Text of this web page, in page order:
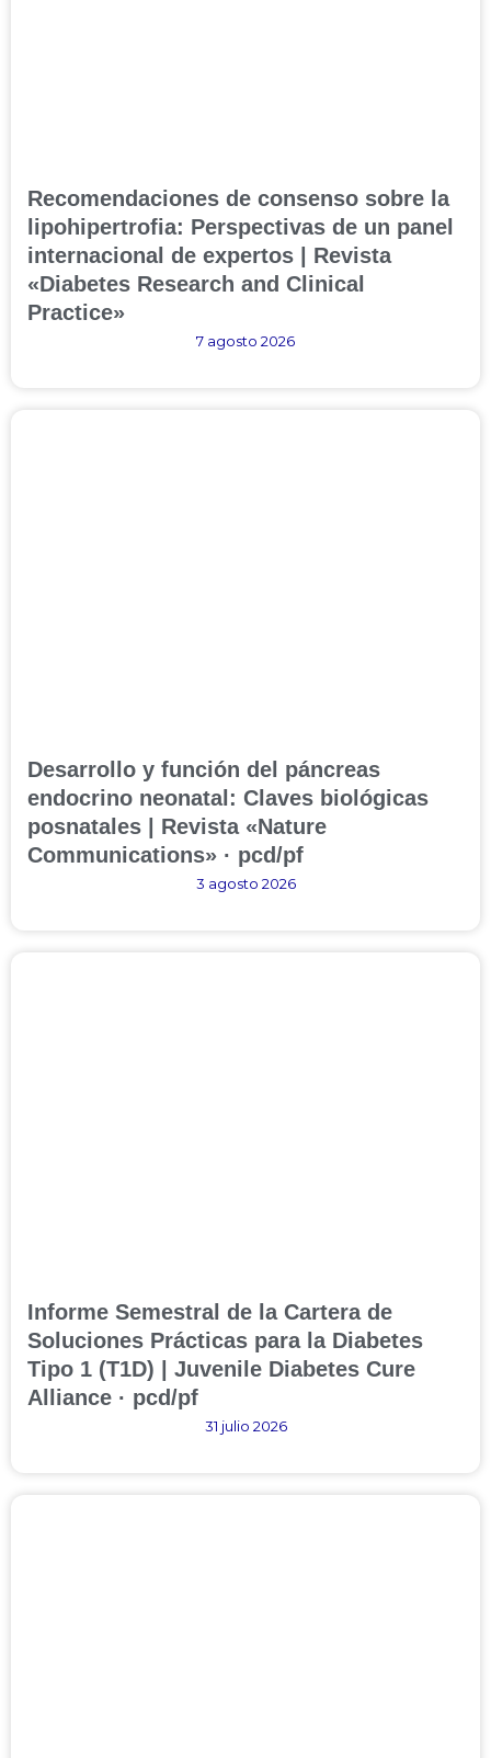
Recomendaciones de consenso sobre la
lipohipertrofia: Perspectivas de un panel
internacional de expertos | Revista
«Diabetes Research and Clinical
Practice»
7 agosto 2026
Desarrollo y función del páncreas
endocrino neonatal: Claves biológicas
posnatales | Revista «Nature
Communications» · pcd/pf
3 agosto 2026
Informe Semestral de la Cartera de
Soluciones Prácticas para la Diabetes
Tipo 1 (T1D) | Juvenile Diabetes Cure
Alliance · pcd/pf
31 julio 2026